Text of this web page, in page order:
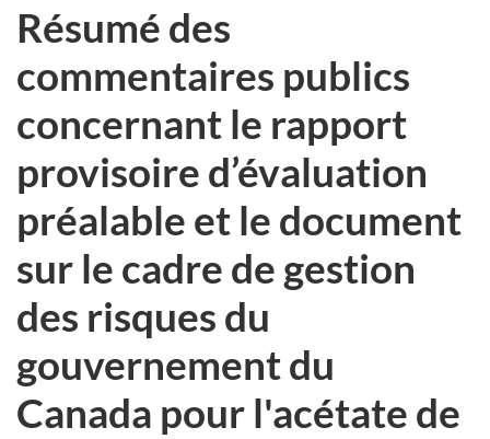
Résumé des
commentaires publics
concernant le rapport
provisoire d’évaluation
préalable et le document
sur le cadre de gestion
des risques du
gouvernement du
Canada pour l'acétate de